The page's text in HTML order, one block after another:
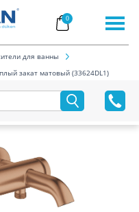
0
для ванны
закат матовый (33624DL1)